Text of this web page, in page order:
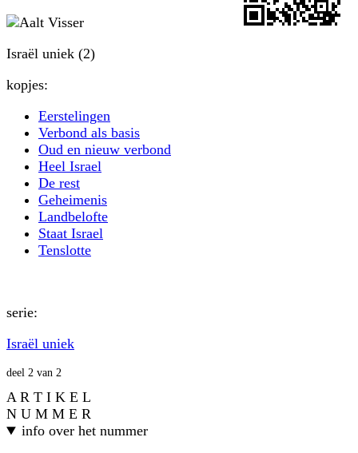
Israël uniek (2)
kopjes:
Eerstelingen
Verbond als basis
Oud en nieuw verbond
Heel Israel
De rest
Geheimenis
Landbelofte
Staat Israel
Tenslotte
serie:
Israël uniek
deel 2 van 2
A R T I K E L
N U M M E R
info over het nummer